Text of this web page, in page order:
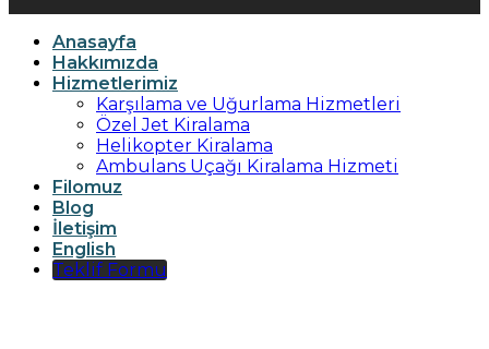
Anasayfa
Hakkımızda
Hizmetlerimiz
Karşılama ve Uğurlama Hizmetleri
Özel Jet Kiralama
Helikopter Kiralama
Ambulans Uçağı Kiralama Hizmeti
Filomuz
Blog
İletişim
English
Teklif Formu